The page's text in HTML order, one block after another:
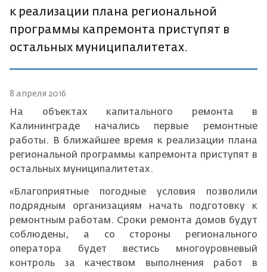
к реализации плана региональной
программы капремонта приступят в
остальных муниципалитетах.
8 апреля 2016
На объектах капитального ремонта в
Калининграде начались первые ремонтные
работы. В ближайшее время к реализации плана
региональной программы капремонта приступят в
остальных муниципалитетах.
«Благоприятные погодные условия позволили
подрядным организациям начать подготовку к
ремонтным работам. Сроки ремонта домов будут
соблюдены, а со стороны регионального
оператора будет вестись многоуровневый
контроль за качеством выполнения работ в